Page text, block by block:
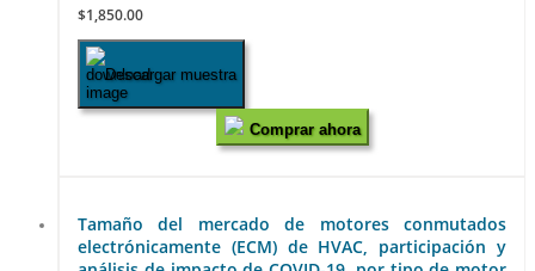
$1,850.00
Descargar muestra
Comprar ahora
Tamaño del mercado de motores conmutados
electrónicamente (ECM) de HVAC, participación y